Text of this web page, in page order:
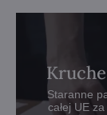
Staranne
całej UE